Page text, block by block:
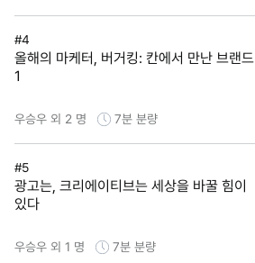
#4
올해의 마케터, 버거킹: 칸에서 만난 브랜드
1
우승우 외 2 명 7분 분량
#5
광고는, 크리에이티브는 세상을 바꿀 힘이
있다
우승우 외 1 명 7분 분량